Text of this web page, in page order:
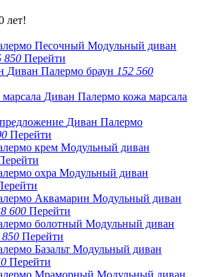
лет!
Модульный диван
850 Перейти
Диван Палермо браун 152 560
Диван Палермо кожа марсала
Диван Палермо
Перейти
Модульный диван
Модульный диван
Модульный диван
600 Перейти
Модульный диван
850 Перейти
Модульный диван
Перейти
Модульный диван